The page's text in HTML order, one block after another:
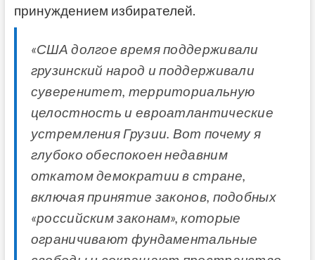
принуждением избирателей.
«США долгое время поддерживали
грузинский народ и поддерживали
суверенитет, территориальную
целостность и евроатлантические
устремления Грузии. Вот почему я
глубоко обеспокоен недавним
откатом демократии в стране,
включая принятие законов, подобных
«российским законам», которые
ограничивают фундаментальные